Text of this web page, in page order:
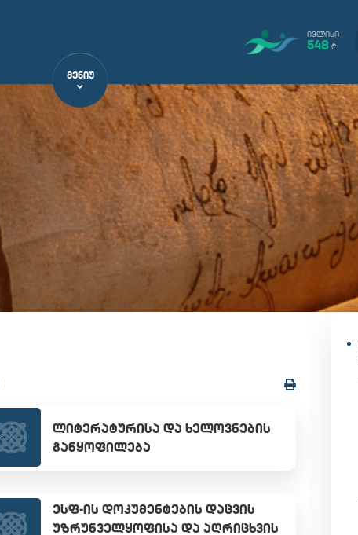
ᲘᲕᲚᲘᲡᲘ
548 ₾
ᲛᲔᲜᲘᲣ
ᲚᲘᲢᲔᲠᲐᲢᲣᲠᲘᲡᲐ ᲓᲐ ᲮᲔᲚᲝᲕᲜᲔᲑᲘᲡ
ᲒᲐᲜᲧᲝᲤᲘᲚᲔᲑᲐ
ᲔᲡᲤ-ᲘᲡ ᲓᲝᲙᲣᲛᲔᲜᲢᲔᲑᲘᲡ ᲓᲐᲪᲕᲘᲡ
ᲣᲖᲠᲣᲜᲕᲔᲚᲧᲝᲤᲘᲡᲐ ᲓᲐ ᲐᲦᲠᲘᲪᲮᲕᲘᲡ